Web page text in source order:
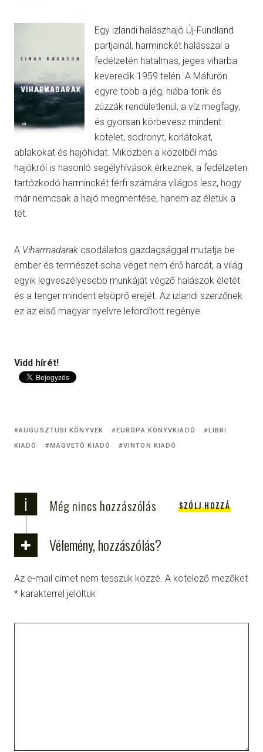
Egy izlandi halászhajó Új-Fundland
partjainál, harminckét halásszal a
fedélzetén hatalmas, jeges viharba
keveredik 1959 telén. A Máfurön
egyre több a jég, hiába törik és
zúzzák rendületlenül, a víz megfagy,
és gyorsan körbevesz mindent:
kötelet, sodronyt, korlátokat,
ablakokat és hajóhidat. Miközben a közelből más
hajókról is hasonló segélyhívások érkeznek, a fedélzeten
tartózkodó harminckét férfi számára világos lesz, hogy
már nemcsak a hajó megmentése, hanem az életük a
tét.
A Viharmadarak csodálatos gazdagsággal mutatja be
ember és természet soha véget nem érő harcát, a világ
egyik legveszélyesebb munkáját végző halászok életét
és a tenger mindent elsöprő erejét. Az izlandi szerzőnek
ez az első magyar nyelvre lefordított regénye.
Vidd hírét!
AUGUSZTUSI KÖNYVEK EURÓPA KÖNYVKIADÓ
LIBRI
KIADÓ
MAGVETŐ KIADÓ VINTON KIADÓ
i Még nincs hozzászólás SZÓLJ HOZZÁ
Vélemény, hozzászólás?
Az e-mail címet nem tesszük közzé. A kötelező mezőket
* karakterrel jelöltük